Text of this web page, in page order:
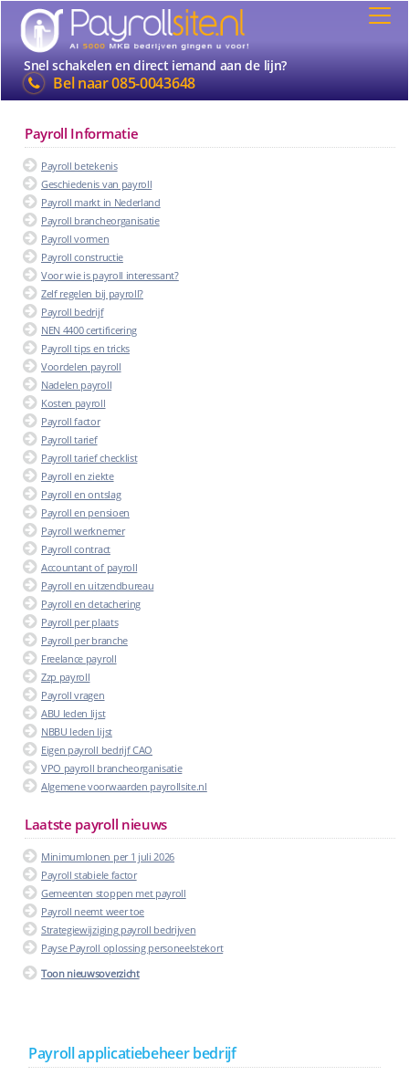
Snel schakelen en direct iemand aan de lijn?
Bel naar085-0043648
Payroll Informatie
Payroll betekenis
Geschiedenis van payroll
Payroll markt in Nederland
Payroll brancheorganisatie
Payroll vormen
Payroll constructie
Voor wie is payroll interessant?
Zelf regelen bij payroll?
Payroll bedrijf
NEN 4400 certificering
Payroll tips en tricks
Voordelen payroll
Nadelen payroll
Kosten payroll
Payroll factor
Payroll tarief
Payroll tarief checklist
Payroll en ziekte
Payroll en ontslag
Payroll en pensioen
Payroll werknemer
Payroll contract
Accountant of payroll
Payroll en uitzendbureau
Payroll en detachering
Payroll per plaats
Payroll per branche
Freelance payroll
Zzp payroll
Payroll vragen
ABU leden lijst
NBBU leden lijst
Eigen payroll bedrijf CAO
VPO payroll brancheorganisatie
Algemene voorwaarden payrollsite.nl
Laatste payroll nieuws
Minimumlonen per 1 juli 2026
Payroll stabiele factor
Gemeenten stoppen met payroll
Payroll neemt weer toe
Strategiewijziging payroll bedrijven
Payse Payroll oplossing personeelstekort
Toon nieuwsoverzicht
Payroll applicatiebeheer bedrijf